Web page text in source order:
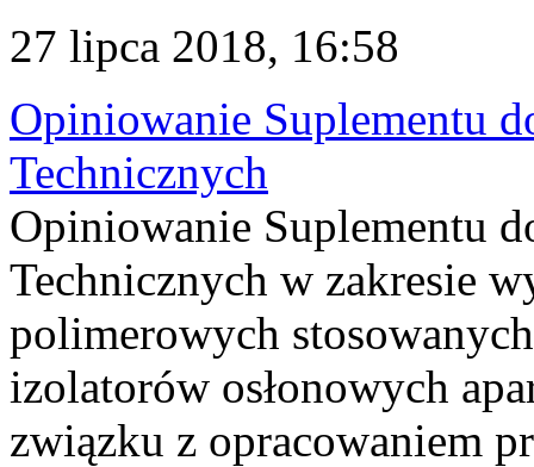
27 lipca 2018, 16:58
Opiniowanie Suplementu
Technicznych
Opiniowanie Suplementu
Technicznych w zakresie
polimerowych
izolatorów osłonowych
związku z opracowaniem